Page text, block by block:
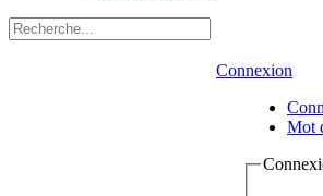
Connexion
Mot